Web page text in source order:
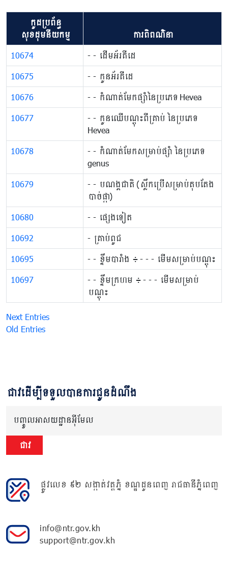
កូដប្រព័ន្ធ
សុខដុមនីយកម្ម
ការពិពណ៌នា
10674 ​​- ​​- ដើមអ័រគីដេ
10675 ​​- ​​- កូនអ័រគីដេ
10676 ​​​- ​​- កំណាត់​មែក​ផ្សាំ​នៃ​ប្រភេទ Hevea
10677
​​​- ​​- កូន​ឈើ​បណ្តុះ​ពី​គ្រាប់ នៃ​ប្រភេទ
Hevea
10678
​​​- ​​- កំណាត់​មែក​សម្រាប់​ផ្សាំ នៃ​ប្រភេទ
genus
10679
​​- ​​- បណង្គជាតិ (ស្លឹកប្រើ​សម្រាប់​តុបតែង​
បាច់ផ្កា)
10680 ​​- ​​- ផ្សេងទៀត
10692 ​​​​- គ្រាប់ពូជ
10695 ​​​​- ​​​​- ខ្ទឹម​បារាំង ៖ ​​​​- ​​​​- ​​​​- មើមសម្រាប់បណ្ដុះ
10697
​​​​- ​​​​- ខ្ទឹម​ក្រហម ៖ ​​​​- ​​​​- ​​​​- មើមសម្រាប់
បណ្ដុះ
Next Entries
Old Entries
ជាវដើម្បីទទួលបានការជូនដំណឹង
បញ្ចូលអាសយដ្ឋានអ៊ីមែល
ជាវ
ផ្លូវលេខ ៩២ សង្កាត់វត្តភ្នំ ខណ្ឌដូនពេញ រាជធានីភ្នំពេញ
info@ntr.gov.kh
support@ntr.gov.kh